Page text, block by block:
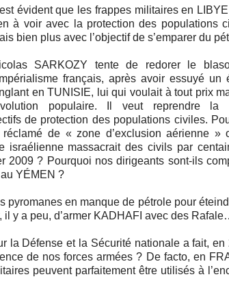
est évident que les frappes militaires en LIBYE
à voir avec la protection des populations
bien plus avec l’objectif de s’emparer du
SARKOZY tente de redorer le
français, après avoir essuyé un
en TUNISIE, lui qui voulait à tout prix
populaire. Il veut reprendre la
de protection des populations civiles.
réclamé de « zone d’exclusion aérienne »
israélienne massacrait des civils par
2009 ? Pourquoi nos dirigeants sont-ils
YÉMEN ?
pyromanes en manque de pétrole pour
y a peu, d’armer KADHAFI avec des
la Défense et la Sécurité nationale a fait, en
de nos forces armées ? De facto, en
peuvent parfaitement être utilisés à